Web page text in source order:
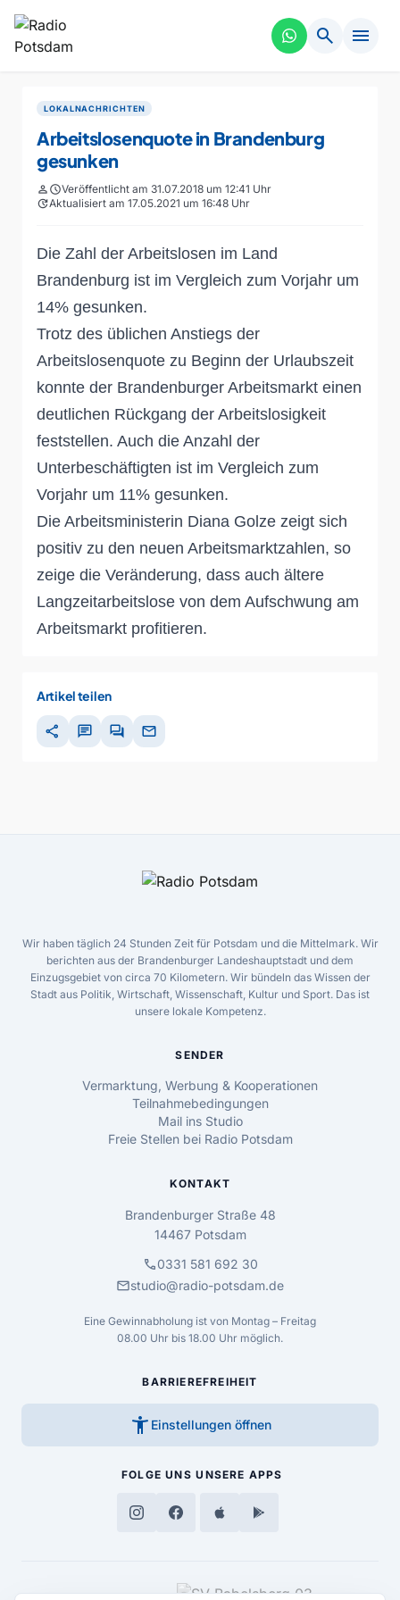
search menu
LOKALNACHRICHTEN
Arbeitslosenquote in Brandenburg
gesunken
personscheduleVeröffentlicht am 31.07.2018 um 12:41 Uhr
updateAktualisiert am 17.05.2021 um 16:48 Uhr
Die Zahl der Arbeitslosen im Land
Brandenburg ist im Vergleich zum Vorjahr um
14% gesunken.
Trotz des üblichen Anstiegs der
Arbeitslosenquote zu Beginn der Urlaubszeit
konnte der Brandenburger Arbeitsmarkt einen
deutlichen Rückgang der Arbeitslosigkeit
feststellen. Auch die Anzahl der
Unterbeschäftigten ist im Vergleich zum
Vorjahr um 11% gesunken.
Die Arbeitsministerin Diana Golze zeigt sich
positiv zu den neuen Arbeitsmarktzahlen, so
zeige die Veränderung, dass auch ältere
Langzeitarbeitslose von dem Aufschwung am
Arbeitsmarkt profitieren.
Artikel teilen
share chat forum mail
Wir haben täglich 24 Stunden Zeit für Potsdam und die Mittelmark. Wir
berichten aus der Brandenburger Landeshauptstadt und dem
Einzugsgebiet von circa 70 Kilometern. Wir bündeln das Wissen der
Stadt aus Politik, Wirtschaft, Wissenschaft, Kultur und Sport. Das ist
unsere lokale Kompetenz.
SENDER
Vermarktung, Werbung & Kooperationen
Teilnahmebedingungen
Mail ins Studio
Freie Stellen bei Radio Potsdam
KONTAKT
Brandenburger Straße 48
14467 Potsdam
call0331 581 692 30
mailstudio@radio-potsdam.de
Eine Gewinnabholung ist von Montag – Freitag
08.00 Uhr bis 18.00 Uhr möglich.
BARRIEREFREIHEIT
accessibility_new Einstellungen öffnen
FOLGE UNS UNSERE APPS
MEDIENPARTNER